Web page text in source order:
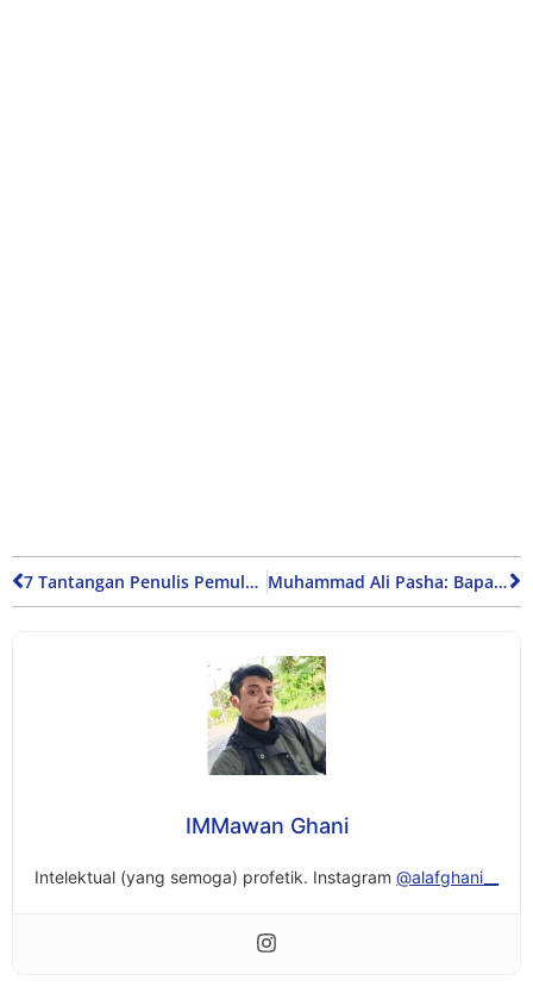
7 Tantangan Penulis Pemula dalam Menerbitkan Buku Perdana Muhammad Ali Pasha: Bapak Pembaruan Mesir Modern
IMMawan Ghani
Intelektual (yang semoga) profetik. Instagram @alafghani__